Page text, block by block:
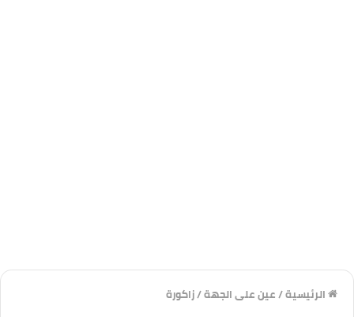
الرئيسية/عين على الجهة/زاكورة